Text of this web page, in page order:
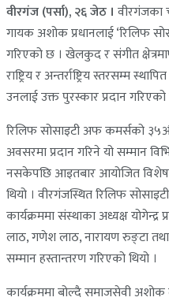
वीरगंज (पर्सा), २६ जेठ । वीरगंजका
गायक अशोक प्रधानलाई ‘रिलिफ
गरिएको छ । खेलकुद र संगीत
राष्ट्रिय र अन्तर्राष्ट्रिय स्तरसम्म
उनलाई उक्त पुरस्कार प्रदान गरिएको
रिलिफ सोसाइटी अफ कमर्सको
अवसरमा प्रदान गरिने यो सम्मान
नसकेपछि आइतबार आयोजित विशेष
थियो । वीरगंजस्थित रिलिफ
कार्यक्रममा संस्थाका अध्यक्ष
लाठ, गणेश लाठ, नारायण रुङ्टा
सम्मान हस्तान्तरण गरिएको थियो ।
कार्यक्रममा बोल्दै समाजसेवी